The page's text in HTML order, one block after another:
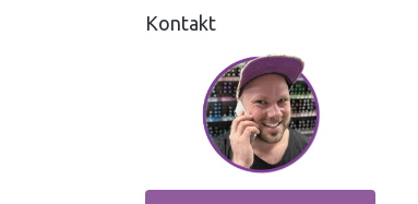
Kontakt